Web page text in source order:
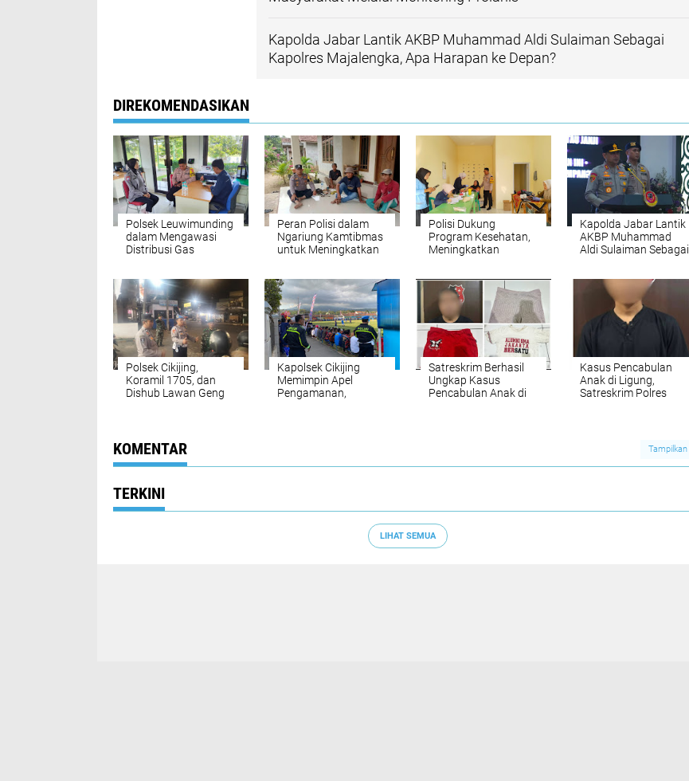
Kapolda Jabar Lantik AKBP Muhammad Aldi Sulaiman Sebagai
Kapolres Majalengka, Apa Harapan ke Depan?
DIREKOMENDASIKAN
Polsek Leuwimunding
dalam Mengawasi
Distribusi Gas
Kuat dengan Agen
LPG
Peran Polisi dalam
Ngariung Kamtibmas
untuk Meningkatkan
Polisi Dukung
Program Kesehatan,
Meningkatkan
Monitoring Prolanis
Kapolda Jabar Lantik
AKBP Muhammad
Aldi Sulaiman Sebagai
Depan?
Polsek Cikijing,
Koramil 1705, dan
Dishub Lawan Geng
Kapolsek Cikijing
Memimpin Apel
Pengamanan,
Satreskrim Berhasil
Ungkap Kasus
Pencabulan Anak di
Kasus Pencabulan
Anak di Ligung,
Satreskrim Polres
KOMENTAR Tampilkan
TERKINI
LIHAT SEMUA